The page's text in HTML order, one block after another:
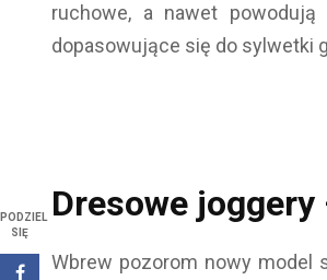
PODZIEL
SIĘ
ruchowe, a nawet
dopasowujące się do sylwetki
Dresowe
Wbrew pozorom nowy model